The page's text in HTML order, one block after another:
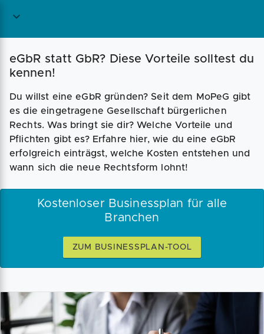
Magazin Businessplan Fördermittel
eGbR statt GbR? Diese Vorteile solltest du
kennen!
Du willst eine eGbR gründen? Seit dem MoPeG gibt
es die eingetragene Gesellschaft bürgerlichen
Rechts. Was bringt sie dir? Welche Vorteile und
Pflichten gibt es? Erfahre hier, wie du eine eGbR
erfolgreich einträgst, welche Kosten entstehen und
wann sich die neue Rechtsform lohnt!
Kostenloser Businessplan für alle
Branchen
ZUM BUSINESSPLAN-TOOL